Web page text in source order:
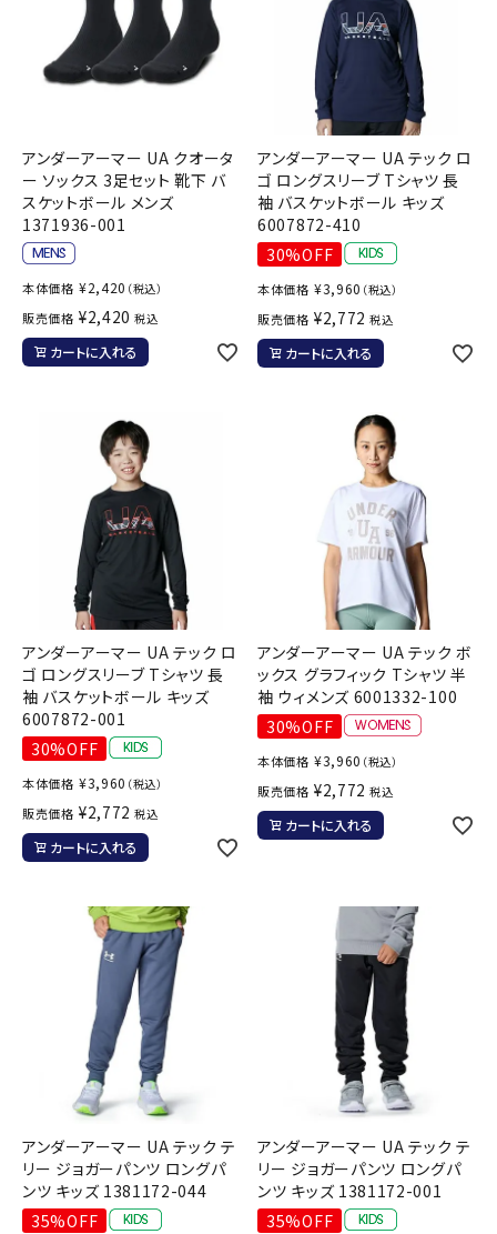
アンダーアーマー UA クオータ
ー ソックス 3足セット 靴下 バ
スケットボール メンズ
1371936-001
本体価格 ¥2,420 （税込）
販売価格 ¥2,420 税込
カートに入れる
アンダーアーマー UA テック ロ
ゴ ロングスリーブ Tシャツ 長
袖 バスケットボール キッズ
6007872-410
30%OFF
本体価格 ¥3,960 （税込）
販売価格 ¥2,772 税込
カートに入れる
アンダーアーマー UA テック ロ
ゴ ロングスリーブ Tシャツ 長
袖 バスケットボール キッズ
6007872-001
30%OFF
本体価格 ¥3,960 （税込）
販売価格 ¥2,772 税込
カートに入れる
アンダーアーマー UA テック ボ
ックス グラフィック Tシャツ 半
袖 ウィメンズ 6001332-100
30%OFF
本体価格 ¥3,960 （税込）
販売価格 ¥2,772 税込
カートに入れる
アンダーアーマー UA テック テ
リー ジョガーパンツ ロングパ
ンツ キッズ 1381172-044
35%OFF
アンダーアーマー UA テック テ
リー ジョガーパンツ ロングパ
ンツ キッズ 1381172-001
35%OFF